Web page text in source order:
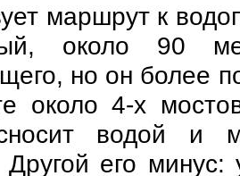
маршрут к
около 90
но он более
около 4-х
водой и
его минус: